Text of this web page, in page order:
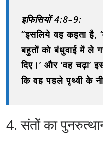
इफिसियों 4:8–9:
“इसलिये वह कहता
बहुतों को बंधुवाई में ले
दिए।’ और ‘वह चढ़ा’
कि वह पहले पृथ्वी के
4. संतों का